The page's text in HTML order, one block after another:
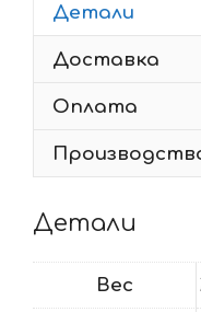
Детали
Доставка
Оплата
Детали
Вес